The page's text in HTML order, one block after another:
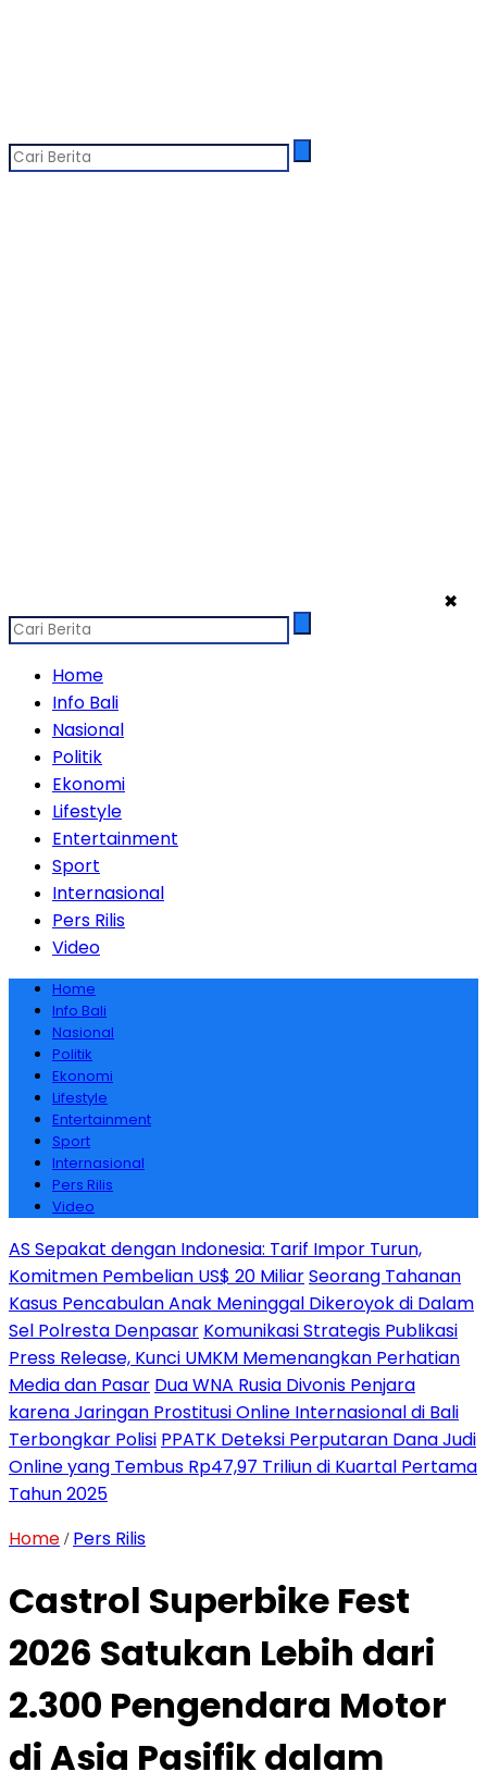
✖
Home
Info Bali
Nasional
Politik
Ekonomi
Lifestyle
Entertainment
Sport
Internasional
Pers Rilis
Video
Home
Info Bali
Nasional
Politik
Ekonomi
Lifestyle
Entertainment
Sport
Internasional
Pers Rilis
Video
AS Sepakat dengan Indonesia: Tarif Impor Turun,
Komitmen Pembelian US$ 20 MiliarSeorang Tahanan
Kasus Pencabulan Anak Meninggal Dikeroyok di Dalam
Sel Polresta Denpasar Komunikasi Strategis Publikasi
Press Release, Kunci UMKM Memenangkan Perhatian
Media dan Pasar Dua WNA Rusia Divonis Penjara
karena Jaringan Prostitusi Online Internasional di Bali
Terbongkar Polisi PPATK Deteksi Perputaran Dana Judi
Online yang Tembus Rp47,97 Triliun di Kuartal Pertama
Tahun 2025
Home / Pers Rilis
Castrol Superbike Fest
2026 Satukan Lebih dari
2.300 Pengendara Motor
di Asia Pasifik dalam